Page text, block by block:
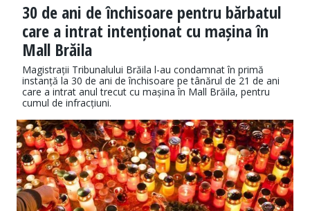
30 de ani de închisoare pentru bărbatul
care a intrat intenționat cu mașina în
Mall Brăila
Magistrații Tribunalului Brăila l-au condamnat în primă
instanță la 30 de ani de închisoare pe tânărul de 21 de ani
care a intrat anul trecut cu mașina în Mall Brăila, pentru
cumul de infracțiuni.